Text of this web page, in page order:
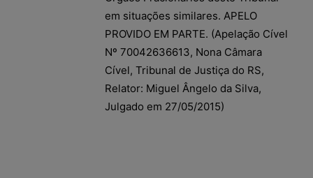
em situações similares. APELO
PROVIDO EM PARTE. (Apelação Cível
Nº 70042636613, Nona Câmara
Cível, Tribunal de Justiça do RS,
Relator: Miguel Ângelo da Silva,
Julgado em 27/05/2015)